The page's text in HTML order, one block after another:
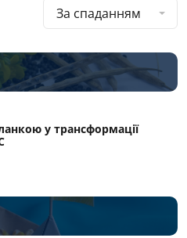
За спаданням
у трансформації